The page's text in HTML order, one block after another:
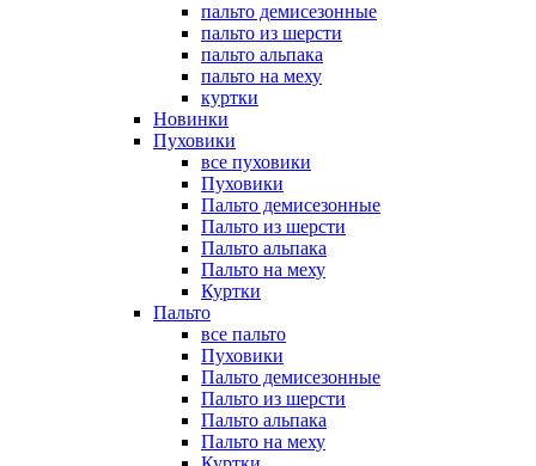
пальто демисезонные
пальто из шерсти
пальто альпака
пальто на меху
куртки
Новинки
Пуховики
все пуховики
Пуховики
Пальто демисезонные
Пальто из шерсти
Пальто альпака
Пальто на меху
Куртки
Пальто
все пальто
Пуховики
Пальто демисезонные
Пальто из шерсти
Пальто альпака
Пальто на меху